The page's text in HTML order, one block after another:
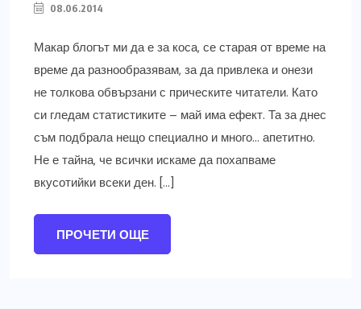
08.06.2014
Макар блогът ми да е за коса, се старая от време на
време да разнообразявам, за да привлека и онези
не толкова обвързани с прическите читатели. Като
си гледам статистиките – май има ефект. Та за днес
съм подбрала нещо специално и много… апетитно.
Не е тайна, че всички искаме да похапваме
вкусотийки всеки ден. […]
ПРОЧЕТИ ОЩЕ